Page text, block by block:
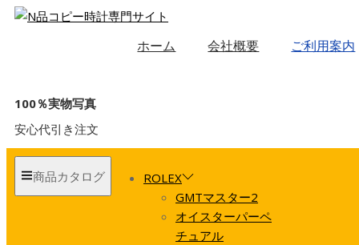
ホーム 会社概要 ご利用案内
100％実物写真
安心代引き注文
商品カタログ
ROLEX
GMTマスター2
オイスターパーペ
チュアル